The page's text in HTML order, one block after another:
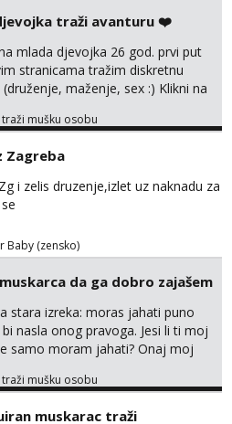
tijelu koji me jako
kad muskarac preuzme
se :) Klikni na link ispod i nadji
cekam te!
traži avanturu ❤️
mlada djevojka 26 god. prvi put
stranicama tražim diskretnu
maženje, sex :) Klikni na
mušku osobu
Zagreba
i zelis druzenje,izlet uz naknadu za
Baby (zensko)
da ga dobro zajašem
stara izreka: moras jahati puno
nasla onog pravoga. Jesi li ti moj
samo moram jahati? Onaj moj
link i javi mi se tamo....
mušku osobu
muskarac traži